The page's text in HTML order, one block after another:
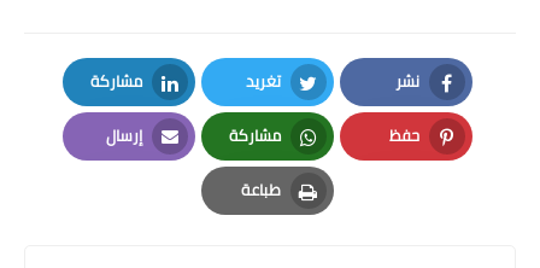
نشر
Facebook
تغريد
Twitter
مشاركة
LinkedIn
حفظ
Pinterest
مشاركة
Whatsapp
إرسال
Email
طباعة
Print